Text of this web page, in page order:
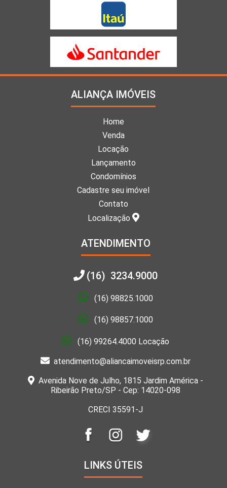
ALIANÇA IMÓVEIS
Home
Venda
Locação
Lançamento
Condomínios
Cadastre seu imóvel
Contato
Localização
ATENDIMENTO
(16) 3234.9000
(16) 98825.1000
(16) 98857.1000
(16) 99264.4000 Locação
atendimento@aliancaimoveisrp.com.br
Avenida Nove de Julho, 1815 Jardim América -
Ribeirão Preto/SP - Cep: 14020-098
CRECI 35591-J
LINKS ÚTEIS